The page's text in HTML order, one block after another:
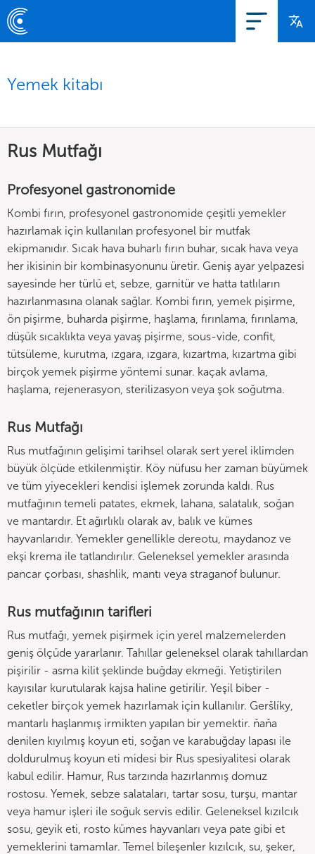
Yemek kitabı
Rus Mutfağı
Profesyonel gastronomide
Kombi fırın, profesyonel gastronomide çeşitli yemekler
hazırlamak için kullanılan profesyonel bir mutfak
ekipmanıdır. Sıcak hava buharlı fırın buhar, sıcak hava veya
her ikisinin bir kombinasyonunu üretir. Geniş ayar yelpazesi
sayesinde her türlü et, sebze, garnitür ve hatta tatlıların
hazırlanmasına olanak sağlar. Kombi fırın, yemek pişirme,
ön pişirme, buharda pişirme, haşlama, fırınlama, fırınlama,
düşük sıcaklıkta veya yavaş pişirme, sous-vide, confit,
tütsüleme, kurutma, ızgara, ızgara, kızartma, kızartma gibi
birçok yemek pişirme yöntemi sunar. kaçak avlama,
haşlama, rejenerasyon, sterilizasyon veya şok soğutma.
Rus Mutfağı
Rus mutfağının gelişimi tarihsel olarak sert yerel iklimden
büyük ölçüde etkilenmiştir. Köy nüfusu her zaman büyümek
ve tüm yiyecekleri kendisi işlemek zorunda kaldı. Rus
mutfağının temeli patates, ekmek, lahana, salatalık, soğan
ve mantardır. Et ağırlıklı olarak av, balık ve kümes
hayvanlarıdır. Yemekler genellikle dereotu, maydanoz ve
ekşi krema ile tatlandırılır. Geleneksel yemekler arasında
pancar çorbası, shashlik, mantı veya straganof bulunur.
Rus mutfağının tarifleri
Rus mutfağı, yemek pişirmek için yerel malzemelerden
geniş ölçüde yararlanır. Tahıllar geleneksel olarak tahıllardan
pişirilir - asma kilit şeklinde buğday ekmeği. Yetiştirilen
kayısılar kurutularak kajsa haline getirilir. Yeşil biber -
ceketler birçok yemek hazırlamak için kullanılır. Geršlíky,
mantarlı haşlanmış irmikten yapılan bir yemektir. ňaňa
denilen kıyılmış koyun eti, soğan ve karabuğday lapası ile
doldurulmuş koyun eti midesi bir Rus spesiyalitesi olarak
kabul edilir. Hamur, Rus tarzında hazırlanmış domuz
rostosu. Yemek, sebze salataları, tartar sosu, turşu, mantar
veya hamur işleri ile soğuk servis edilir. Geleneksel kızılcık
sosu, geyik eti, rosto kümes hayvanları veya pate gibi et
yemeklerini tamamlar. Temel bileşenler kızılcık, su, şeker,